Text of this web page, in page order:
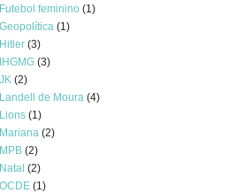
Futebol feminino (1)
Geopolítica (1)
Hitler (3)
IHGMG (3)
JK (2)
Landell de Moura (4)
Lions (1)
Mariana (2)
MPB (2)
Natal (2)
OCDE (1)